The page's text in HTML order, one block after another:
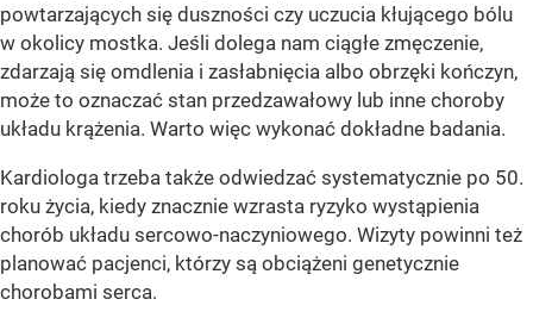
powtarzających się duszności czy uczucia kłującego bólu
w okolicy mostka. Jeśli dolega nam ciągłe zmęczenie,
zdarzają się omdlenia i zasłabnięcia albo obrzęki kończyn,
może to oznaczać stan przedzawałowy lub inne choroby
układu krążenia. Warto więc wykonać dokładne badania.
Kardiologa trzeba także odwiedzać systematycznie po 50.
roku życia, kiedy znacznie wzrasta ryzyko wystąpienia
chorób układu sercowo-naczyniowego. Wizyty powinni też
planować pacjenci, którzy są obciążeni genetycznie
chorobami serca.